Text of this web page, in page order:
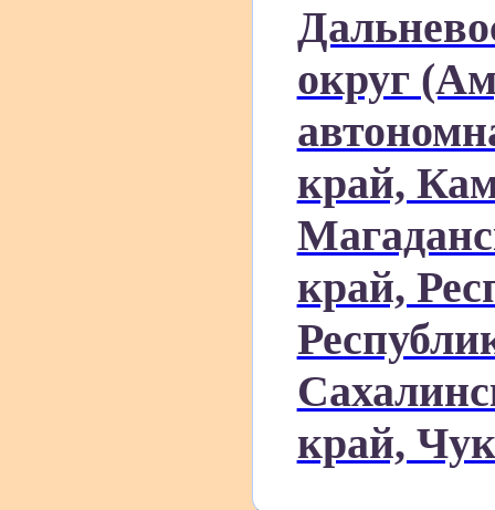
округ
край,
край,
край,